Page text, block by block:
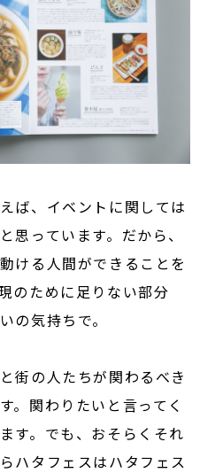
ば、イベントに関しては
思っています。だから、
ける人間ができることを
のために足りない部分
の気持ちで。
街の人たちが関わるべき
。関わりたいと言ってく
す。でも、おそらくそれ
ハタフェスはハタフェス